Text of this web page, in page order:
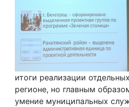
итоги реализации
регионе, но главным
умение муниципальных